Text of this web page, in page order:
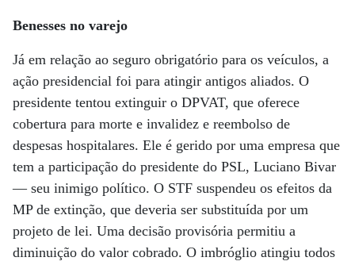
Benesses no varejo
Já em relação ao seguro obrigatório para os veículos, a
ação presidencial foi para atingir antigos aliados. O
presidente tentou extinguir o DPVAT, que oferece
cobertura para morte e invalidez e reembolso de
despesas hospitalares. Ele é gerido por uma empresa que
tem a participação do presidente do PSL, Luciano Bivar
— seu inimigo político. O STF suspendeu os efeitos da
MP de extinção, que deveria ser substituída por um
projeto de lei. Uma decisão provisória permitiu a
diminuição do valor cobrado. O imbróglio atingiu todos